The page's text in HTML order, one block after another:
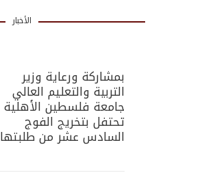
الأخبار
بمشاركة ورعاية وزير
التربية والتعليم العالي
جامعة فلسطين الأهلية
تحتفل بتخريج الفوج
السادس عشر من طلبتها